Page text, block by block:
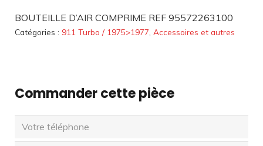
BOUTEILLE D’AIR COMPRIME REF 95572263100
Catégories : 911 Turbo / 1975>1977 Accessoires et autres
Commander cette pièce